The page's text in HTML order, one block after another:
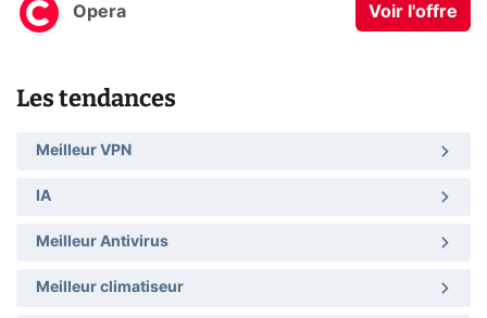
Opera Voir l'offre
Les tendances
Meilleur VPN
IA
Meilleur Antivirus
Meilleur climatiseur